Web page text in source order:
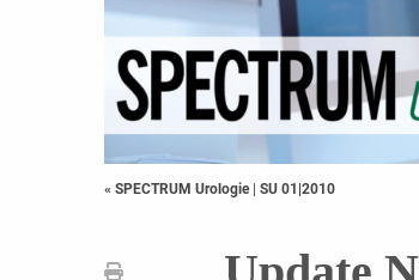
« SPECTRUM Urologie | SU 01|2010